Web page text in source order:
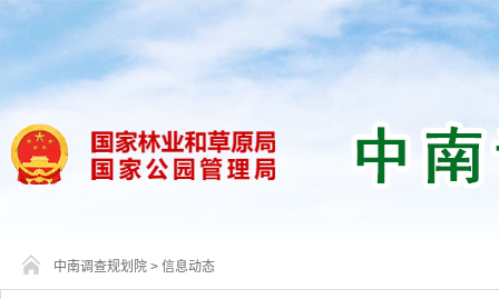
中南调查规划院 > 信息动态